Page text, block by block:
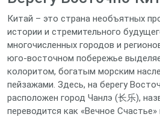
Китай – это страна необъятных
истории и стремительного
многочисленных городов и
юго-восточном побережье
колоритом, богатым морским
пейзажами. Здесь, на берегу
расположен город Чанлэ (长乐),
переводится как «Вечное